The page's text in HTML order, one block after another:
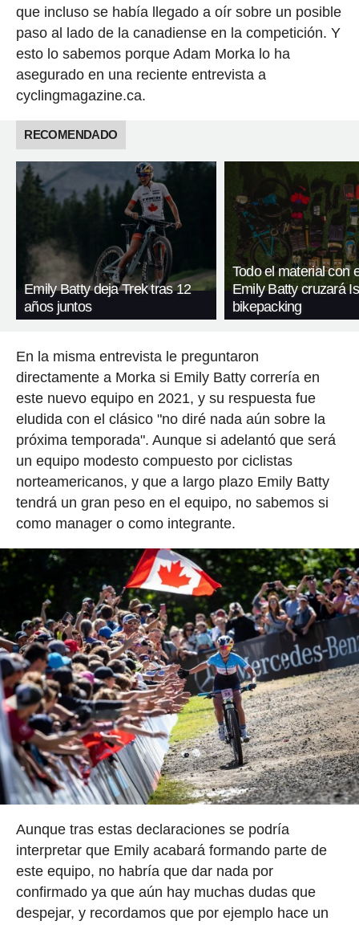
que incluso se había llegado a oír sobre un posible
paso al lado de la canadiense en la competición. Y
esto lo sabemos porque Adam Morka lo ha
asegurado en una reciente entrevista a
cyclingmagazine.ca.
RECOMENDADO
Emily Batty deja Trek tras 12
años juntos
Todo el material con
Emily Batty cruzará
bikepacking
En la misma entrevista le preguntaron
directamente a Morka si Emily Batty correría en
este nuevo equipo en 2021, y su respuesta fue
eludida con el clásico "no diré nada aún sobre la
próxima temporada". Aunque si adelantó que será
un equipo modesto compuesto por ciclistas
norteamericanos, y que a largo plazo Emily Batty
tendrá un gran peso en el equipo, no sabemos si
como manager o como integrante.
Aunque tras estas declaraciones se podría
interpretar que Emily acabará formando parte de
este equipo, no habría que dar nada por
confirmado ya que aún hay muchas dudas que
despejar, y recordamos que por ejemplo hace un